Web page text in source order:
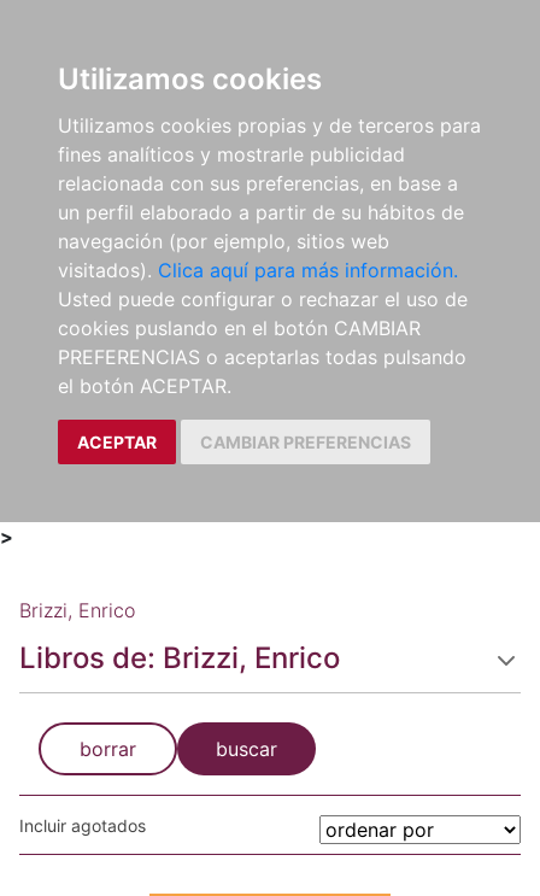
Utilizamos cookies
Utilizamos cookies propias y de terceros para
fines analíticos y mostrarle publicidad
relacionada con sus preferencias, en base a
un perfil elaborado a partir de su hábitos de
navegación (por ejemplo, sitios web
visitados). Clica aquí para más información.
Usted puede configurar o rechazar el uso de
cookies puslando en el botón CAMBIAR
PREFERENCIAS o aceptarlas todas pulsando
el botón ACEPTAR.
ACEPTAR CAMBIAR PREFERENCIAS
>
Brizzi, Enrico
Libros de: Brizzi, Enrico
borrar buscar
Incluir agotados